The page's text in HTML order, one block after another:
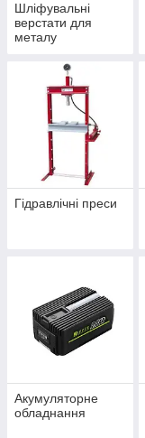
Шліфувальні
верстати для
металу
Гідравлічні преси
Акумуляторне
обладнання